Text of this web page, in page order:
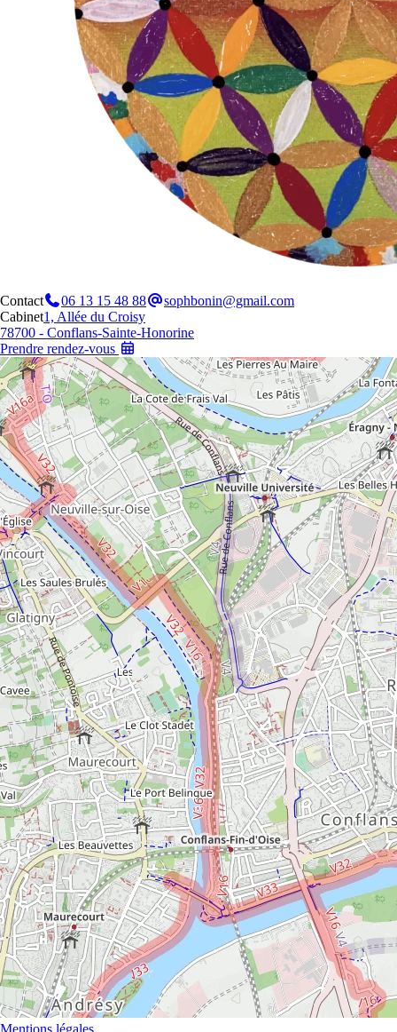
Contact 06 13 15 48 88
sophbonin@gmail.com
Cabinet1, Allée du Croisy
78700 - Conflans-Sainte-Honorine
Prendre rendez-vous